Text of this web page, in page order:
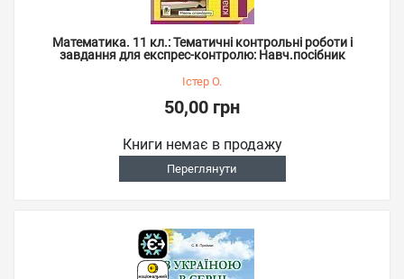
Математика. 11 кл.: Тематичні контрольні роботи і
завдання для експрес-контролю: Навч.посібник
Істер О.
50,00 грн
Книги немає в продажу
Переглянути